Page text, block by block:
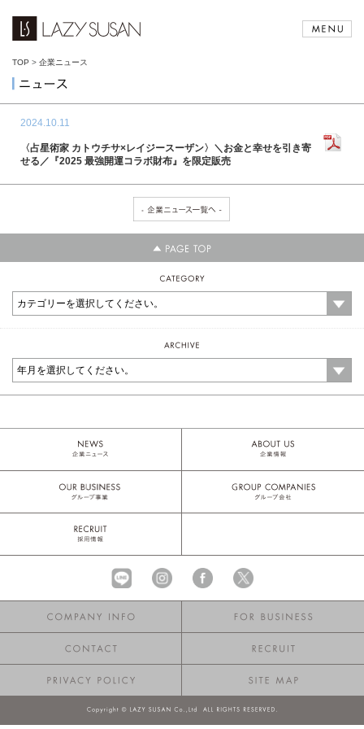
TOP > 企業ニュース
2024.10.11
〈占星術家 カトウチサ×レイジースーザン〉＼お金と幸せを引き寄
せる／『2025 最強開運コラボ財布』を限定販売